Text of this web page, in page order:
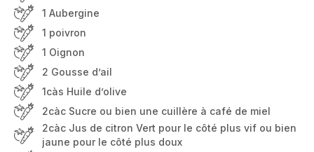
1 Aubergine
1 poivron
1 Oignon
2 Gousse d’ail
1càs Huile d’olive
2càc Sucre ou bien une cuillère à café de miel
2càc Jus de citron Vert pour le côté plus vif ou bien
jaune pour le côté plus doux